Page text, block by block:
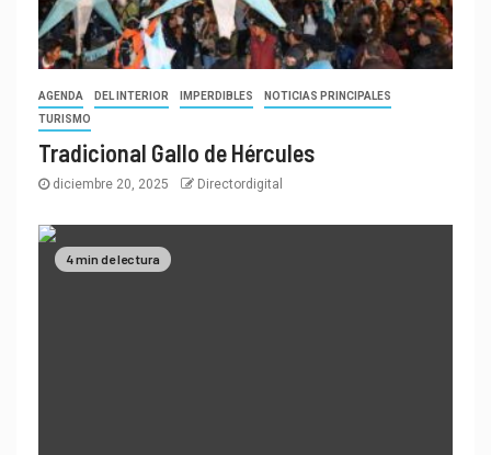
AGENDA DEL INTERIOR IMPERDIBLES
NOTICIAS PRINCIPALES
TURISMO
Tradicional Gallo de Hércules
diciembre 20, 2025 Directordigital
4 min de lectura